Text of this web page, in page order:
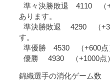
準々決勝敗退 4110 （
あります。
準決勝敗退 4290 （
す。
準優勝 4530 （+600点
優勝 4930 （+1000点
錦織選手の消化ゲーム